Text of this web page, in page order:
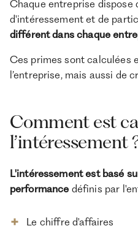
Chaque entreprise dispose
d'intéressement et de
différent dans chaque
Ces primes sont calculées
l’entreprise, mais aussi de
Comment est
l’intéressement
L'intéressement est basé
performance définis par
Le chiffre d'affaires